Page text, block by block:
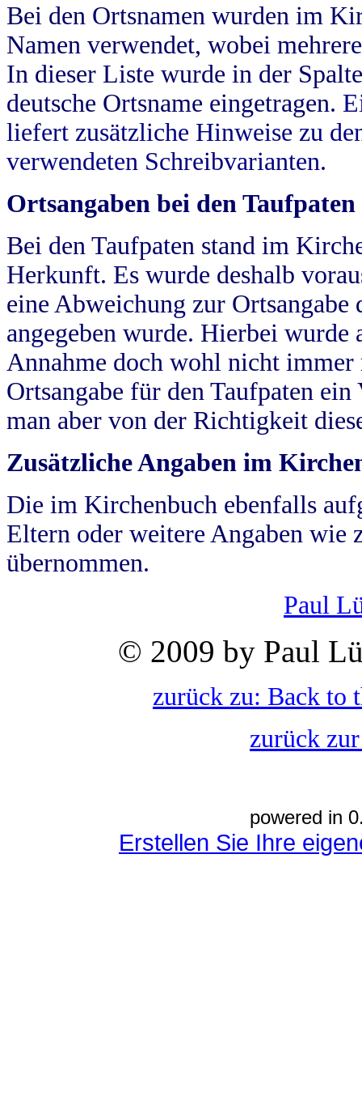
Bei den Ortsnamen wurden im
Namen verwendet, wobei
In dieser Liste wurde in der
deutsche Ortsname eingetragen.
liefert zusätzliche Hinweise zu
verwendeten Schreibvarianten.
Ortsangaben bei den Taufpaten
Bei den Taufpaten stand im
Herkunft. Es wurde deshalb
eine Abweichung zur
angegeben wurde. Hierbei wurde
Annahme doch wohl nicht
Ortsangabe für den Taufpaten
man aber von der Richtigkeit
Zusätzliche Angaben im
Die im Kirchenbuch ebenfalls
Eltern oder weitere Angaben wie
übernommen.
Paul
© 2009 by Paul
zurück zu: Back to
zurück
powered in
Erstellen Sie Ihre